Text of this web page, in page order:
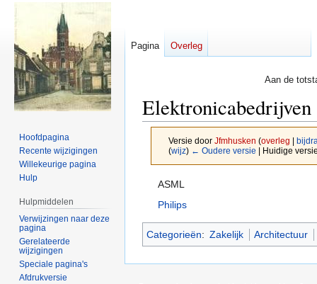
Aan de
Elektronicabedrijven
Versie door Jfmhusken (overleg |
(wijz) ← Oudere versie | Huidige
Naar
navigatie
Naar
zoeken
ASML
Philips
Categorieën: Zakelijk Architectuur
Pagina Overleg
Hoofdpagina
Recente wijzigingen
Willekeurige pagina
Hulp
Hulpmiddelen
Verwijzingen naar deze
pagina
Gerelateerde
wijzigingen
Speciale pagina's
Afdrukversie